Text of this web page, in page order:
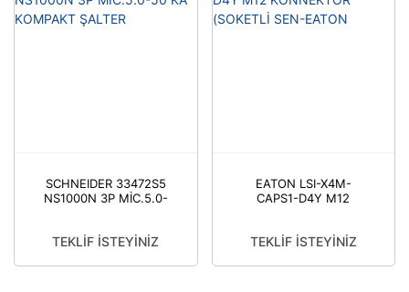
SCHNEIDER 33472S5
NS1000N 3P MİC.5.0-
TEKLİF İSTEYİNİZ
EATON LSI-X4M-
CAPS1-D4Y M12
TEKLİF İSTEYİNİZ